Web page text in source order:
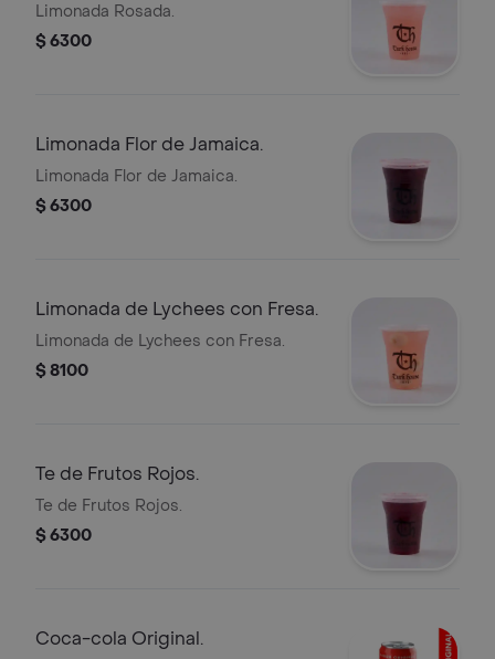
Limonada Rosada.
$ 6300
Limonada Flor de Jamaica.
Limonada Flor de Jamaica.
$ 6300
Limonada de Lychees con Fresa.
Limonada de Lychees con Fresa.
$ 8100
Te de Frutos Rojos.
Te de Frutos Rojos.
$ 6300
Coca-cola Original.